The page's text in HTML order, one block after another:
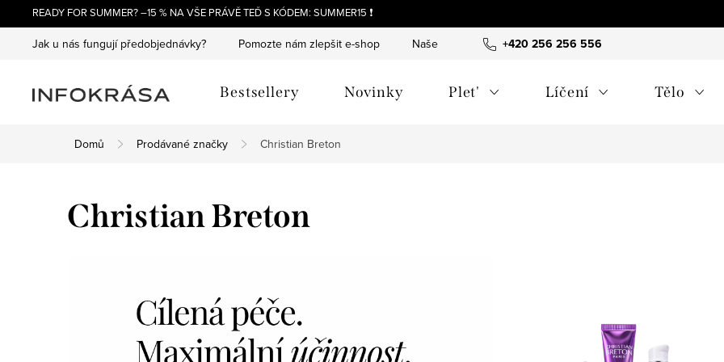
na
obsah
READY FOR SUMMER? –15 % NA VŠE PRÁVĚ TEĎ S KÓDEM: SUMMER15 ❗
+420 256 256 556
Jak u nás fungují předobjednávky? Pomozte nám zlepšit e-shop Naše tipy a příběhy O nás
Bestsellery Novinky Plet' Líčení Tělo
Domů Prodávané značky Christian Breton
Christian Breton